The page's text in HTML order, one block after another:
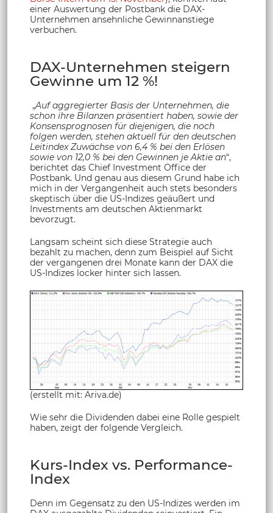
einer Auswertung der Postbank die DAX-
Unternehmen ansehnliche Gewinnanstiege
verbuchen.
DAX-Unternehmen steigern
Gewinne um 12 %!
„Auf aggregierter Basis der Unternehmen, die
schon ihre Bilanzen präsentiert haben, sowie der
Konsensprognosen für diejenigen, die noch
folgen werden, stehen aktuell für den deutschen
Leitindex Zuwächse von 6,4 % bei den Erlösen
sowie von 12,0 % bei den Gewinnen je Aktie an“,
berichtet das Chief Investment Office der
Postbank. Und genau aus diesem Grund habe ich
mich in der Vergangenheit auch stets besonders
skeptisch über die US-Indizes geäußert und
Investments am deutschen Aktienmarkt
bevorzugt.
Langsam scheint sich diese Strategie auch
bezahlt zu machen, denn zum Beispiel auf Sicht
der vergangenen drei Monate kann der DAX die
US-Indizes locker hinter sich lassen.
(erstellt mit: Ariva.de)
Wie sehr die Dividenden dabei eine Rolle gespielt
haben, zeigt der folgende Vergleich.
Kurs-Index vs. Performance-
Index
Denn im Gegensatz zu den US-Indizes werden im